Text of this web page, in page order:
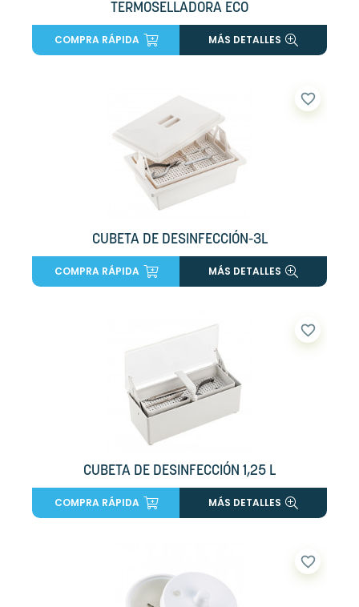
TERMOSELLADORA ECO
COMPRA RÁPIDA MÁS DETALLES
favorite_border
CUBETA DE DESINFECCIÓN-3L
COMPRA RÁPIDA MÁS DETALLES
favorite_border
CUBETA DE DESINFECCIÓN 1,25 L
COMPRA RÁPIDA MÁS DETALLES
favorite_border